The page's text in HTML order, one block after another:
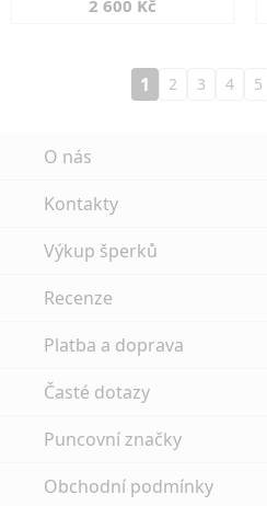
2 600 Kč
1 2 3 4 5
O nás
Kontakty
Výkup šperků
Recenze
Platba a doprava
Časté dotazy
Puncovní značky
Obchodní podmínky